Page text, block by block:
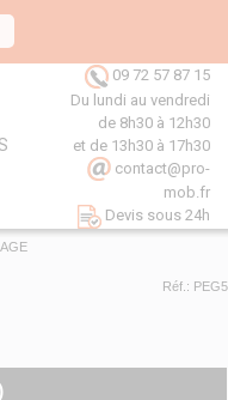
09 72 57 87 15
Du lundi au vendredi
de 8h30 à 12h30
et de 13h30 à 17h30
contact@pro-
mob.fr
Devis sous 24h
Réf.: PEG5